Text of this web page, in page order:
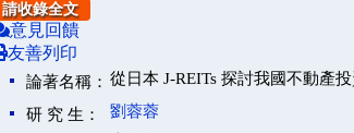
請收錄全文
意見回饋
友善列印
論著名稱： 從日本 J-REITs 探討我國不動產
研 究 生：
劉蓉蓉